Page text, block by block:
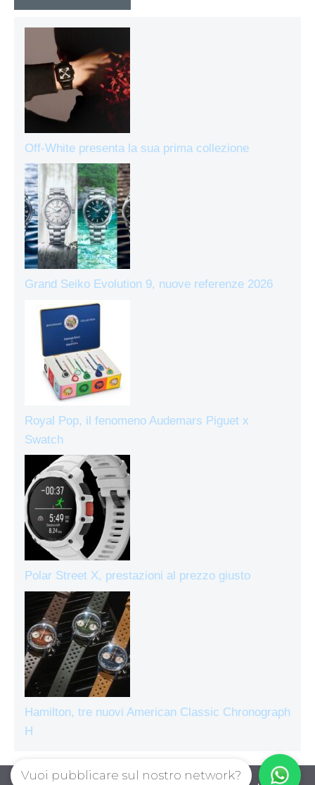
Off-White presenta la sua prima collezione
Grand Seiko Evolution 9, nuove referenze 2026
Royal Pop, il fenomeno Audemars Piguet x
Swatch
Polar Street X, prestazioni al prezzo giusto
Hamilton, tre nuovi American Classic Chronograph
H
Vuoi pubblicare sul nostro network?